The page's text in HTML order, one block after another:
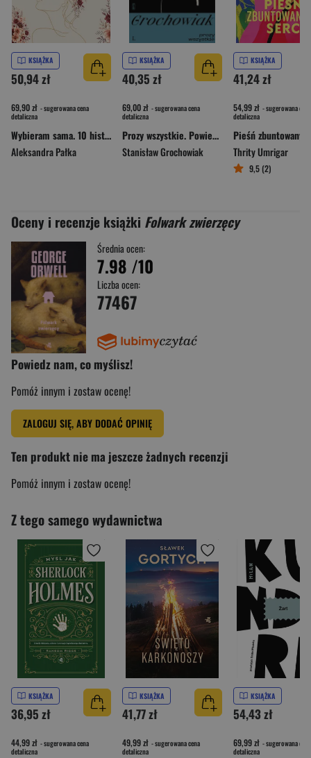
KSIĄŻKA
50,94 zł
69,90 zł - sugerowana cena
detaliczna
Wybieram sama. 10 historii o wolności i tworzeniu pięknego życia
Aleksandra Pałka
KSIĄŻKA
40,35 zł
69,00 zł - sugerowana cena
detaliczna
Prozy wszystkie. Powieści
Stanisław Grochowiak
KSIĄŻKA
41,24 zł
54,99 zł - sugerowana cena
detaliczna
Pieśń
Thrity Umrigar
9,5 (2)
Oceny i recenzje książki Folwark zwierzęcy
Średnia ocen:
7.98 /10
Liczba ocen:
77467
Powiedz nam, co myślisz!
Pomóż innym i zostaw ocenę!
ZALOGUJ SIĘ, ABY DODAĆ OPINIĘ
Ten produkt nie ma jeszcze żadnych recenzji
Pomóż innym i zostaw ocenę!
Z tego samego wydawnictwa
KSIĄŻKA
36,95 zł
44,99 zł - sugerowana cena
detaliczna
KSIĄŻKA
41,77 zł
49,99 zł - sugerowana cena
detaliczna
KSIĄŻKA
54,43 zł
69,99 zł - sugerowana cena
detaliczna